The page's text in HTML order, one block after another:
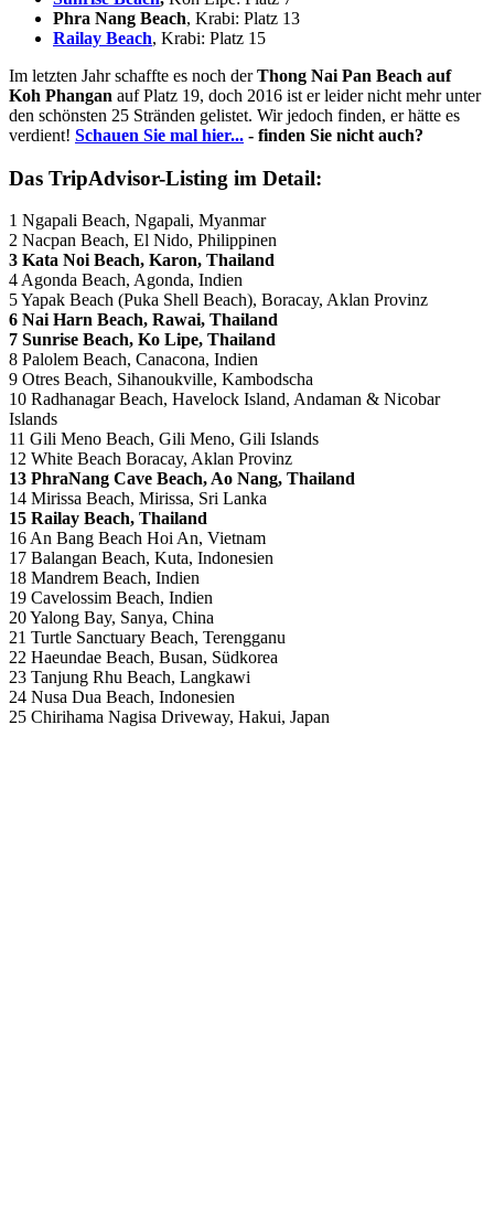
Phra Nang Beach, Krabi: Platz 13
Railay Beach, Krabi: Platz 15
Im letzten Jahr schaffte es noch derThong Nai Pan Beach auf
Koh Phangan auf Platz 19, doch 2016 ist er leider nicht mehr unter
den schönsten 25 Stränden gelistet. Wir jedoch finden, er hätte es
verdient! Schauen Sie mal hier... - finden Sie nicht auch?
Das TripAdvisor-Listing im Detail:
1 Ngapali Beach, Ngapali, Myanmar
2 Nacpan Beach, El Nido, Philippinen
3 Kata Noi Beach, Karon, Thailand
4 Agonda Beach, Agonda, Indien
5 Yapak Beach (Puka Shell Beach), Boracay, Aklan Provinz
6 Nai Harn Beach, Rawai, Thailand
7 Sunrise Beach, Ko Lipe, Thailand
8 Palolem Beach, Canacona, Indien
9 Otres Beach, Sihanoukville, Kambodscha
10 Radhanagar Beach, Havelock Island, Andaman & Nicobar
Islands
11 Gili Meno Beach, Gili Meno, Gili Islands
12 White Beach Boracay, Aklan Provinz
13 PhraNang Cave Beach, Ao Nang, Thailand
14 Mirissa Beach, Mirissa, Sri Lanka
15 Railay Beach, Thailand
16 An Bang Beach Hoi An, Vietnam
17 Balangan Beach, Kuta, Indonesien
18 Mandrem Beach, Indien
19 Cavelossim Beach, Indien
20 Yalong Bay, Sanya, China
21 Turtle Sanctuary Beach, Terengganu
22 Haeundae Beach, Busan, Südkorea
23 Tanjung Rhu Beach, Langkawi
24 Nusa Dua Beach, Indonesien
25 Chirihama Nagisa Driveway, Hakui, Japan